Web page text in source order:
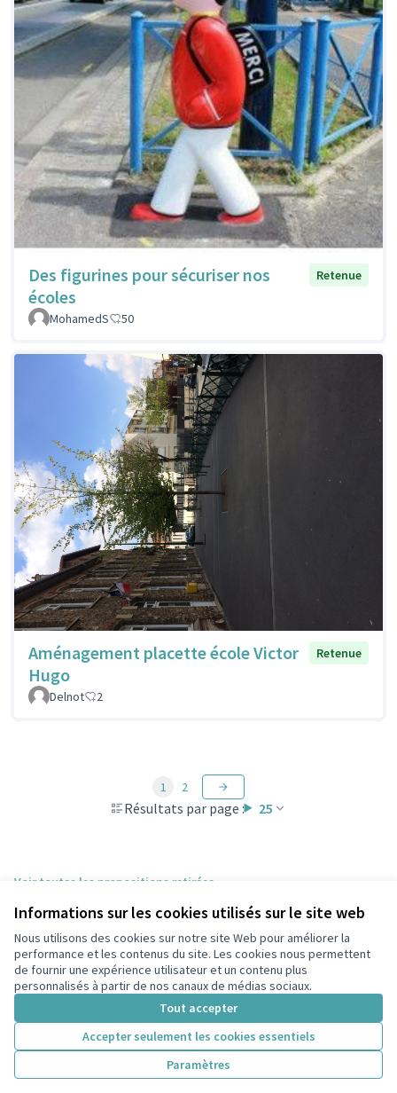
Informations sur les cookies utilisés sur le site web
Nous utilisons des cookies sur notre site Web pour améliorer la
performance et les contenus du site. Les cookies nous permettent
de fournir une expérience utilisateur et un contenu plus
personnalisés à partir de nos canaux de médias sociaux.
Tout accepter
Accepter seulement les cookies essentiels
Paramètres
Des figurines pour sécuriser nos
écoles
Retenue
MohamedS 50
Aménagement placette école Victor
Hugo
Retenue
Delnot 2
Résultats par page : 25
1 2
Voir toutes les propositions retirées
Conditions d'utilisation
Paramètres des cookies
participons.colombes.fr sur Facebook
(Lien externe)
Site réalisé grâce aulogiciel libre Decidim .
Licence
(Lien